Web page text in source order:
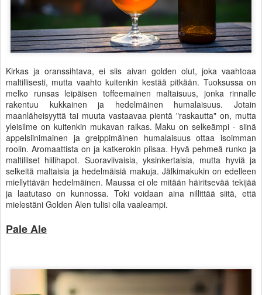
Kirkas ja oranssihtava, ei siis aivan golden olut, joka vaahtoaa
maltillisesti, mutta vaahto kuitenkin kestää pitkään. Tuoksussa on
melko runsas leipäisen toffeemainen maltaisuus, jonka rinnalle
rakentuu kukkainen ja hedelmäinen humalaisuus. Jotain
maanläheisyyttä tai muuta vastaavaa pientä "raskautta" on, mutta
yleisilme on kuitenkin mukavan raikas. Maku on selkeämpi - siinä
appelsiinimainen ja greippimäinen humalaisuus ottaa isoimman
roolin. Aromaattista on ja katkerokin piisaa. Hyvä pehmeä runko ja
maltilliset hiilihapot. Suoraviivaisia, yksinkertaisia, mutta hyviä ja
selkeitä maltaisia ja hedelmäisiä makuja. Jälkimakukin on edelleen
miellyttävän hedelmäinen. Maussa ei ole mitään häiritsevää tekijää
ja laatutaso on kunnossa. Toki voidaan aina nillittää siitä, että
mielestäni Golden Alen tulisi olla vaaleampi.
Pale Ale